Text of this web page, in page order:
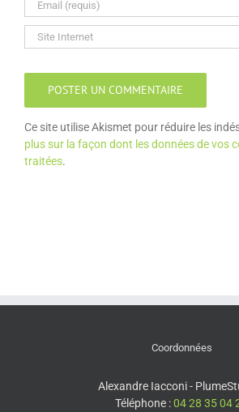
Ce site utilise Akismet pour réduire les
plus sur la façon dont les données de vos
traitées.
Coordonnées
Alexandre Iacconi -
Téléphone :04 28 35 04